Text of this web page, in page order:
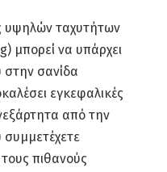
υψηλών ταχυτήτων
μπορεί να υπάρχει
σανίδα
εγκεφαλικές
από την
πιθανούς